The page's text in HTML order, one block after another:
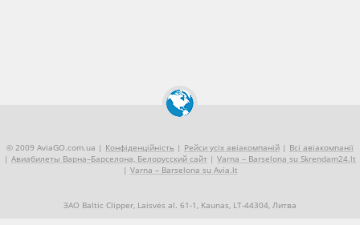
© 2009 AviaGO.com.ua | Конфіденційність | Рейси усіх авіакомпаній | Всі авіакомпанії
| Авиабилеты Варна–Барселона, Белорусский сайт | Varna – Barselona su Skrendam24.lt
| Varna – Barselona su Avia.lt
ЗАО Baltic Clipper, Laisvės al. 61-1, Kaunas, LT-44304, Литва